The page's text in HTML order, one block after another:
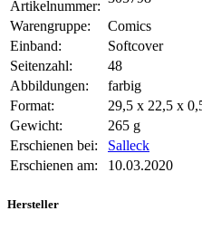
Artikelnummer:
Warengruppe:
Comics
Einband:
Softcover
Seitenzahl:
48
Abbildungen:
farbig
Format:
29,5 x 22,5 x
Gewicht:
265 g
Erschienen bei:
Salleck
Erschienen am:
10.03.2020
Hersteller